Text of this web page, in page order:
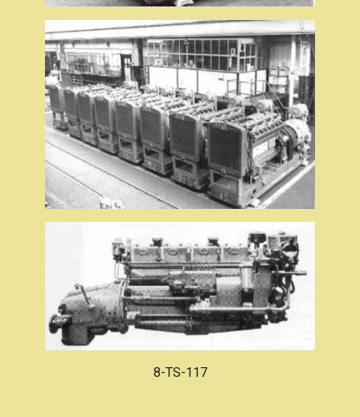
8-TS-117